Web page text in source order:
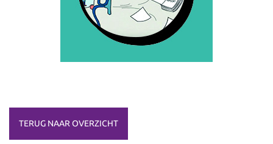
TERUG NAAR OVERZICHT